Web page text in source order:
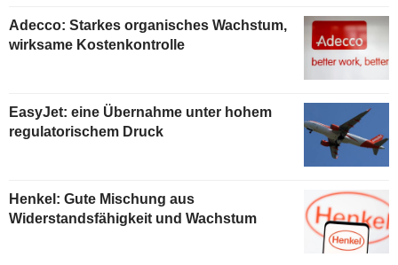
Adecco: Starkes organisches Wachstum,
wirksame Kostenkontrolle
EasyJet: eine Übernahme unter hohem
regulatorischem Druck
Henkel: Gute Mischung aus
Widerstandsfähigkeit und Wachstum